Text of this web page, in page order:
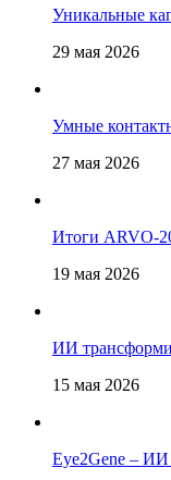
Уникальные
29 мая 2026
Умные
27 мая 2026
Итоги ARVO-
19 мая 2026
ИИ
15 мая 2026
Eye2Gene – ИИ